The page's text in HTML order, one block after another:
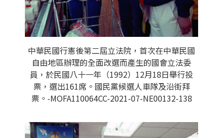
中華民國行憲後第二屆立法院，首次在中華民國
自由地區辦理的全面改選而產生的國會立法委
員，於民國八十一年（1992）12月18日舉行投
票，選出161席。國民黨候選人車隊及沿街拜
票。-MOFA110064CC-2021-07-NE00132-138